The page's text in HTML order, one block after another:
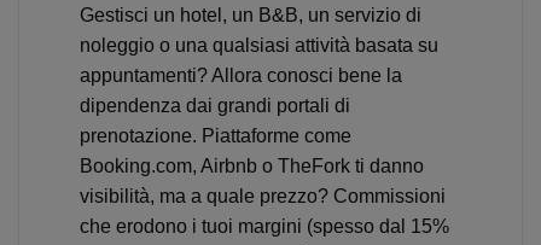
Gestisci un hotel, un B&B, un servizio di
noleggio o una qualsiasi attività basata su
appuntamenti? Allora conosci bene la
dipendenza dai grandi portali di
prenotazione. Piattaforme come
Booking.com, Airbnb o TheFork ti danno
visibilità, ma a quale prezzo? Commissioni
che erodono i tuoi margini (spesso dal 15%